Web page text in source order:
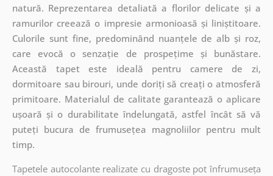
natură. Reprezentarea detaliată a florilor delicate și a
ramurilor creează o impresie armonioasă și liniștitoare.
Culorile sunt fine, predominând nuanțele de alb și roz,
care evocă o senzație de prospețime și bunăstare.
Această tapet este ideală pentru camere de zi,
dormitoare sau birouri, unde doriți să creați o atmosferă
primitoare. Materialul de calitate garantează o aplicare
ușoară și o durabilitate îndelungată, astfel încât să vă
puteți bucura de frumusețea magnoliilor pentru mult
timp.
Tapetele autocolante realizate cu dragoste pot înfrumuseța